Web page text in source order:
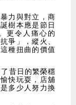
力與對立，商
樹本應是節日
更令人痛心的
爭」，縱火、
種扭曲的價值
昔日的繁榮穩
快玩耍，店舖
多少人努力換